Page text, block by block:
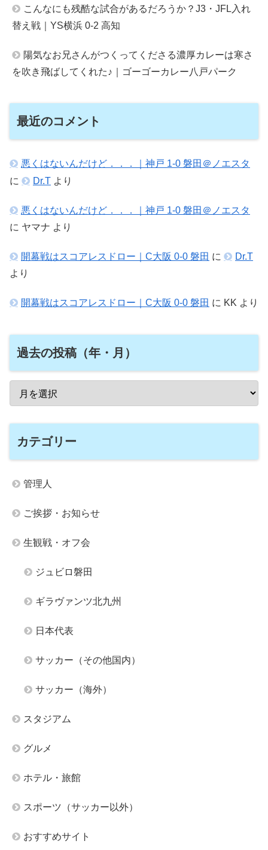
こんなにも残酷な試合があるだろうか？J3・JFL入れ
替え戦｜YS横浜 0-2 高知
陽気なお兄さんがつくってくださる濃厚カレーは寒さ
を吹き飛ばしてくれた♪｜ゴーゴーカレー八戸パーク
最近のコメント
悪くはないんだけど．．．｜神戸 1-0 磐田＠ノエスタ
に
Dr.T より
悪くはないんだけど．．．｜神戸 1-0 磐田＠ノエスタ
に ヤマナ より
開幕戦はスコアレスドロー｜C大阪 0-0 磐田 に
Dr.T
より
開幕戦はスコアレスドロー｜C大阪 0-0 磐田 に KK より
過去の投稿（年・月）
カテゴリー
管理人
ご挨拶・お知らせ
生観戦・オフ会
ジュビロ磐田
ギラヴァンツ北九州
日本代表
サッカー（その他国内）
サッカー（海外）
スタジアム
グルメ
ホテル・旅館
スポーツ（サッカー以外）
おすすめサイト